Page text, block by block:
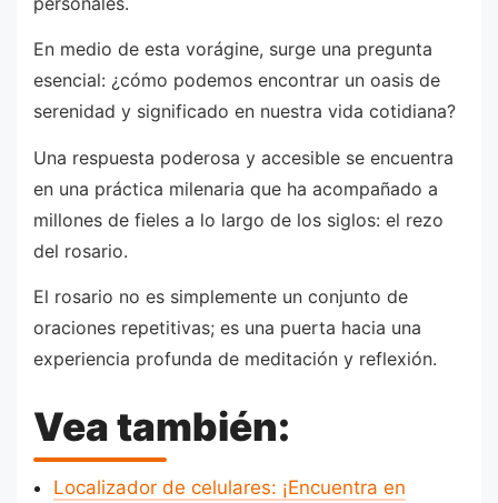
En medio de esta vorágine, surge una pregunta
esencial: ¿cómo podemos encontrar un oasis de
serenidad y significado en nuestra vida cotidiana?
Una respuesta poderosa y accesible se encuentra
en una práctica milenaria que ha acompañado a
millones de fieles a lo largo de los siglos: el rezo
del rosario.
El rosario no es simplemente un conjunto de
oraciones repetitivas; es una puerta hacia una
experiencia profunda de meditación y reflexión.
Vea también:
Localizador de celulares: ¡Encuentra en